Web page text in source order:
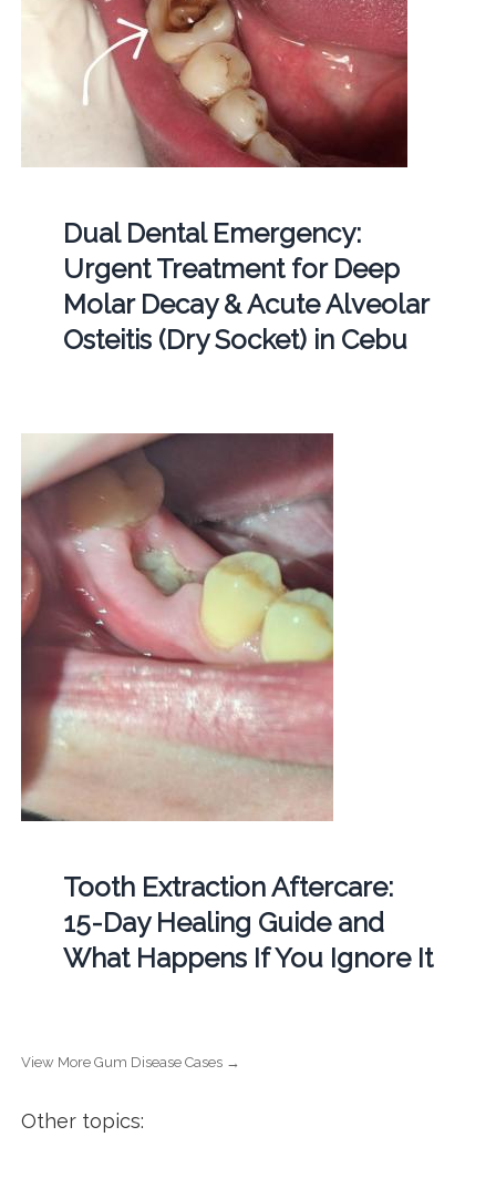
Dual Dental Emergency:
Urgent Treatment for Deep
Molar Decay & Acute Alveolar
Osteitis (Dry Socket) in Cebu
Tooth Extraction Aftercare:
15-Day Healing Guide and
What Happens If You Ignore It
View More Gum Disease Cases →
Other topics: